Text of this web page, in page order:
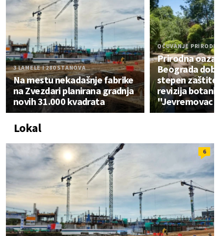
3 LAMELE I 280 STANOVA
Na mestu nekadašnje fabrike
na Zvezdari planirana gradnja
novih 31.000 kvadrata
OČUVANJE PRIRODE
Prirodna oaza
Beograda
stepen
revizija
"Jevremovac"
Lokal
6